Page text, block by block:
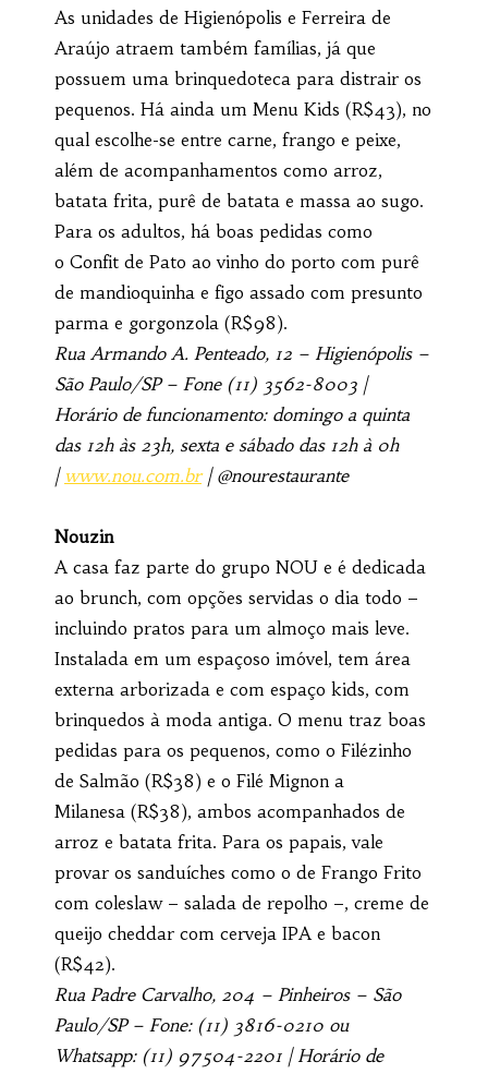
As unidades de Higienópolis e Ferreira de
Araújo atraem também famílias, já que
possuem uma brinquedoteca para distrair os
pequenos. Há ainda um Menu Kids (R$43), no
qual escolhe-se entre carne, frango e peixe,
além de acompanhamentos como arroz,
batata frita, purê de batata e massa ao sugo.
Para os adultos, há boas pedidas como
o Confit de Pato ao vinho do porto com purê
de mandioquinha e figo assado com presunto
parma e gorgonzola (R$98).
Rua Armando A. Penteado, 12 – Higienópolis –
São Paulo/SP – Fone (11) 3562-8003 |
Horário de funcionamento: domingo a quinta
das 12h às 23h, sexta e sábado das 12h à 0h
| www.nou.com.br| @nourestaurante
Nouzin
A casa faz parte do grupo NOU e é dedicada
ao brunch, com opções servidas o dia todo –
incluindo pratos para um almoço mais leve.
Instalada em um espaçoso imóvel, tem área
externa arborizada e com espaço kids, com
brinquedos à moda antiga. O menu traz boas
pedidas para os pequenos, como o Filézinho
de Salmão (R$38) e o Filé Mignon a
Milanesa (R$38), ambos acompanhados de
arroz e batata frita. Para os papais, vale
provar os sanduíches como o de Frango Frito
com coleslaw – salada de repolho –, creme de
queijo cheddar com cerveja IPA e bacon
(R$42).
Rua Padre Carvalho, 204 – Pinheiros – São
Paulo/SP – Fone: (11) 3816-0210 ou
Whatsapp: (11) 97504-2201 | Horário de